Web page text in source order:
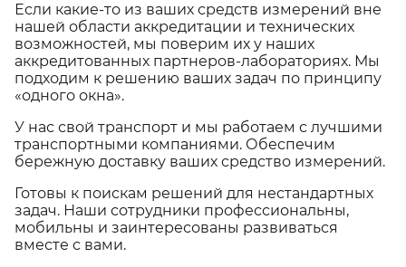
Если какие-то из ваших средств измерений вне
нашей области аккредитации и технических
возможностей, мы поверим их у наших
аккредитованных партнеров-лабораториях. Мы
подходим к решению ваших задач по принципу
«одного окна».
У нас свой транспорт и мы работаем с лучшими
транспортными компаниями. Обеспечим
бережную доставку ваших средство измерений.
Готовы к поискам решений для нестандартных
задач. Наши сотрудники профессиональны,
мобильны и заинтересованы развиваться
вместе с вами.